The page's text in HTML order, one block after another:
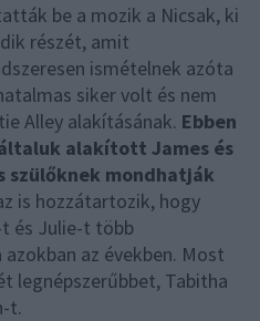
be a mozik a Nicsak, ki
részét, amit
ismételnek azóta
siker volt és nem
Alley alakításának. Ebben
alakított James és
szülőknek mondhatják
is hozzátartozik, hogy
és Julie-t több
az években. Most
legnépszerűbbet, Tabitha
t.